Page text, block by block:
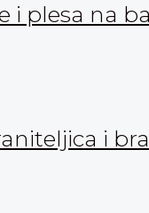
i plesa na
i